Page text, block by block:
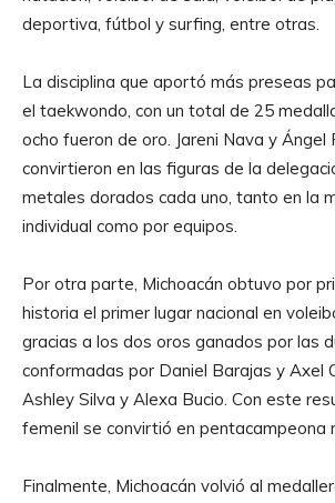
deportiva, fútbol y surfing, entre otras.
La disciplina que aportó más preseas
el taekwondo, con un total de 25
ocho fueron de oro. Jareni Nava y Ángel
convirtieron en las figuras de la
metales dorados cada uno, tanto en la
individual como por equipos.
Por otra parte, Michoacán obtuvo por
historia el primer lugar nacional en
gracias a los dos oros ganados por las
conformadas por Daniel Barajas y Axel
Ashley Silva y Alexa Bucio. Con este
femenil se convirtió en pentacampeona
Finalmente, Michoacán volvió al